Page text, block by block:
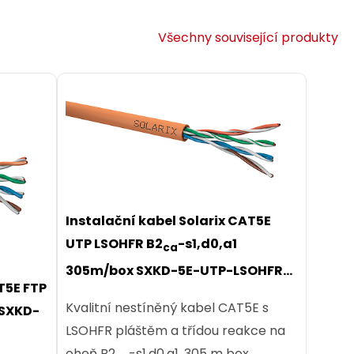
Pro
nestíněný neskládaný na licnu
KRJ45/5
vodič licna, kulatý kabel. Bez vložky.
Všechny související produkty
FTP
Instalační kabel Solarix CAT5E
UTP LSOHFR B2ca-s1,d0,a1
305m/box SXKD-5E-UTP-LSOHFR-
Kvalitní nestíněný kabel CAT5E s
LSOHFR pláštěm a třídou reakce na